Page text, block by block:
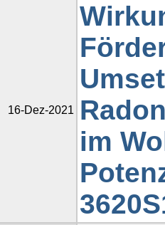
16-Dez-2021
im